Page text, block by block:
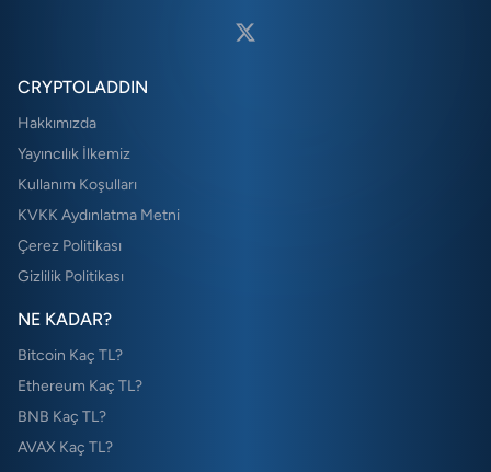
CRYPTOLADDIN
Hakkımızda
Yayıncılık İlkemiz
Kullanım Koşulları
KVKK Aydınlatma Metni
Çerez Politikası
Gizlilik Politikası
NE KADAR?
Bitcoin Kaç TL?
Ethereum Kaç TL?
BNB Kaç TL?
AVAX Kaç TL?